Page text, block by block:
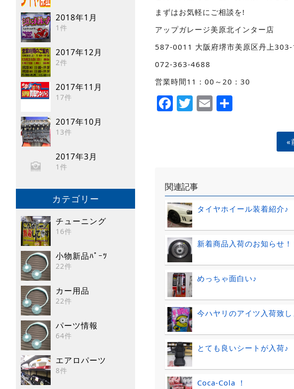
2018年1月
1件
2017年12月
2件
2017年11月
17件
2017年10月
13件
2017年3月
1件
カテゴリー
チューニング
16件
小物新品ﾊﾟｰﾂ
22件
カー用品
22件
パーツ情報
64件
エアロパーツ
8件
まずはお気軽にご相談を!
アップガレージ美原北インター店
587-0011 大阪府堺市美原区丹上303-
072-363-4688
営業時間11：00～20：30
Facebook
Twitter
Email
«
関連記事
タイヤホイール装着紹介♪
新着商品入荷のお知らせ！
めっちゃ面白い♪
今ハヤリのアイツ入荷致し
とても良いシートが入荷♪
Coca-Cola ！